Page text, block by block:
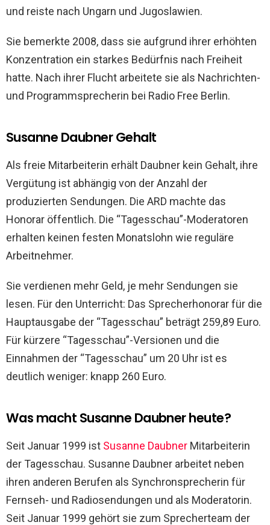
und reiste nach Ungarn und Jugoslawien.
Sie bemerkte 2008, dass sie aufgrund ihrer erhöhten
Konzentration ein starkes Bedürfnis nach Freiheit
hatte. Nach ihrer Flucht arbeitete sie als Nachrichten-
und Programmsprecherin bei Radio Free Berlin.
Susanne Daubner Gehalt
Als freie Mitarbeiterin erhält Daubner kein Gehalt, ihre
Vergütung ist abhängig von der Anzahl der
produzierten Sendungen. Die ARD machte das
Honorar öffentlich. Die “Tagesschau”-Moderatoren
erhalten keinen festen Monatslohn wie reguläre
Arbeitnehmer.
Sie verdienen mehr Geld, je mehr Sendungen sie
lesen. Für den Unterricht: Das Sprecherhonorar für die
Hauptausgabe der “Tagesschau” beträgt 259,89 Euro.
Für kürzere “Tagesschau”-Versionen und die
Einnahmen der “Tagesschau” um 20 Uhr ist es
deutlich weniger: knapp 260 Euro.
Was macht Susanne Daubner heute?
Seit Januar 1999 ist Susanne Daubner Mitarbeiterin
der Tagesschau. Susanne Daubner arbeitet neben
ihren anderen Berufen als Synchronsprecherin für
Fernseh- und Radiosendungen und als Moderatorin.
Seit Januar 1999 gehört sie zum Sprecherteam der